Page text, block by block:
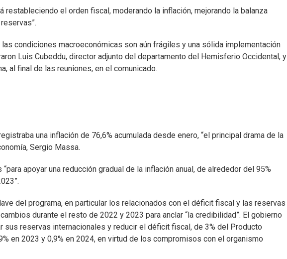
restableciendo el orden fiscal, moderando la inflación, mejorando la balanza
las condiciones macroeconómicas son aún frágiles y una sólida implementación
Luis Cubeddu, director adjunto del departamento del Hemisferio Occidental, y
al final de las reuniones, en el comunicado.
una inflación de 76,6% acumulada desde enero, “el principal drama de la
Sergio Massa.
apoyar una reducción gradual de la inflación anual, de alrededor del 95%
del programa, en particular los relacionados con el déficit fiscal y las reservas
durante el resto de 2022 y 2023 para anclar “la credibilidad”. El gobierno
sus reservas internacionales y reducir el déficit fiscal, de 3% del Producto
en 2023 y 0,9% en 2024, en virtud de los compromisos con el organismo